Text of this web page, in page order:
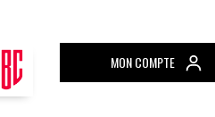
MON COMPTE